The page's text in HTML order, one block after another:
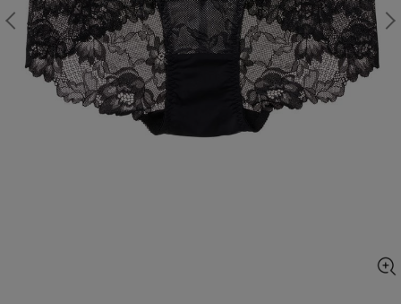
SALE
サイズからブラを探す
A70